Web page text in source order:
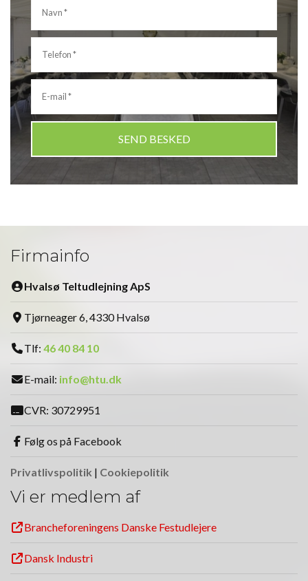
Firmainfo
Hvalsø Teltudlejning ApS
Tjørneager 6, 4330 Hvalsø
Tlf: 46 40 84 10
E-mail: info@htu.dk
CVR: 30729951
Følg os på Facebook
Privatlivspolitik | Cookiepolitik
Vi er medlem af
Brancheforeningens Danske Festudlejere
Dansk Industri